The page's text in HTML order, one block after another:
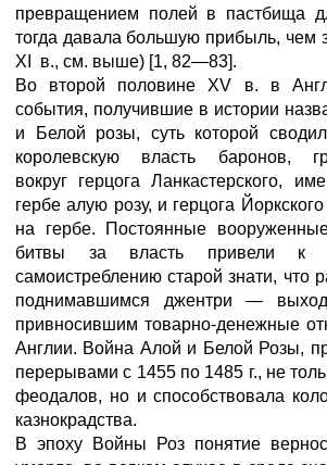
превращением полей в пастбища
тогда давала бoльшую прибыль, чем
XI в., см. выше) [1, 82—83].
Во второй половине XV в. в
события, получившие в истории
и Белой розы, суть которой
королевскую власть баронов,
вокруг герцога Ланкастерского,
гербе алую розу, и герцога
на гербе. Постоянные
битвы за власть привели к
самоистреблению старой знати, что
поднимавшимся джентри —
привносившим товарно-денежные
Англии. Война Алой и Белой Розы,
перерывами с 1455 по 1485 г., не
феодалов, но и способствовала
казнокрадства.
В эпоху Войны Роз понятие